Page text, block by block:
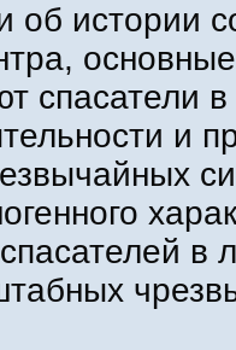
об истории
спасатели в
и
в